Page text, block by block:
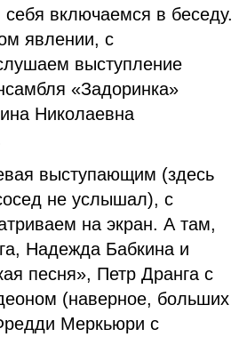
включаемся в беседу.
явлении, с
выступление
«Задоринка»
Николаевна
выступающим (здесь
не услышал), с
на экран. А там,
Надежда Бабкина и
песня», Петр Дранга с
(наверное, больших
Меркьюри с